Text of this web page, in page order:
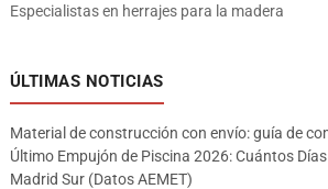
Especialistas en herrajes para la madera
ÚLTIMAS NOTICIAS
Material de construcción con envío: guía de
Último Empujón de Piscina 2026: Cuántos
Madrid Sur (Datos AEMET)